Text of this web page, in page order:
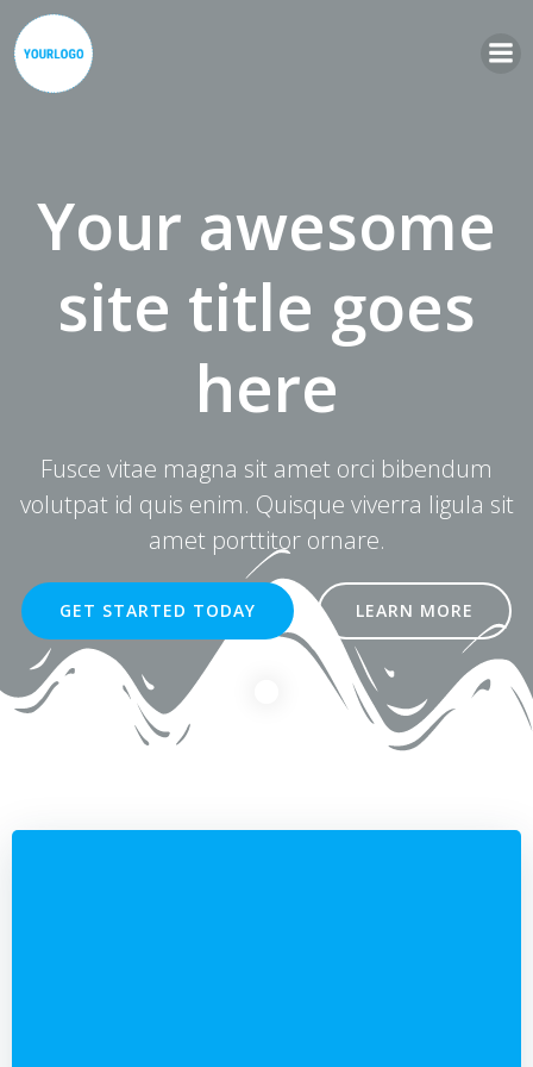
Your awesome
site title goes
here
Fusce vitae magna sit amet orci bibendum
volutpat id quis enim. Quisque viverra ligula sit
amet porttitor ornare.
GET STARTED TODAY LEARN MORE